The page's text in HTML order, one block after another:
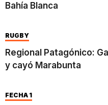
Bahía Blanca
RUGBY
Regional Patagónico:
y cayó Marabunta
FECHA 1